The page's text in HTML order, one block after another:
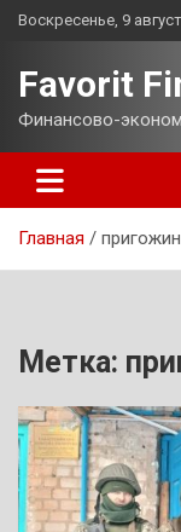
Перейти
Воскресенье, 9
Favorit
Финансово-
Главная пригожин
Метка: